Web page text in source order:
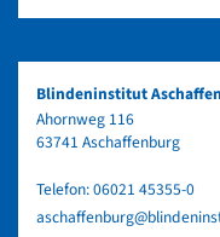
Blindeninstitut
Ahornweg 116
63741 Aschaffenburg
Telefon:06021 45355-0